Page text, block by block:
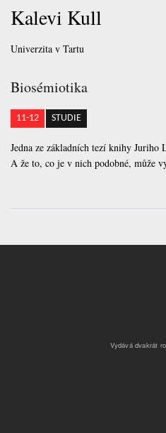
Kalevi Kull
Univerzita v Tartu
Biosémiotika
11-12 STUDIE
Jedna ze základních tezí knihy Juriho
A že to, co je v nich podobné, může
Vydává dvakrát